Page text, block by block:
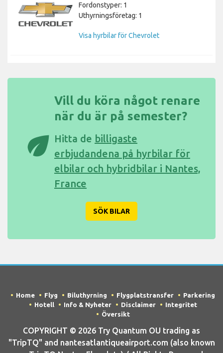
Fordonstyper: 1
Uthyrningsföretag: 1
Visa hyrbilar för Chevrolet
eco
Vill du köra något renare
när du är på semester?
Hitta de billigaste
erbjudandena på hyrbilar för
elbilar och hybridbilar i Nantes,
France
SÖK BILAR
Home Flyg Biluthyrning Flygplatstransfer
Parkering
Hotell
Info & Nyheter Disclaimer
Integritet
Översikt
COPYRIGHT © 2026 Try Quantum OU trading as
"TripTQ" and nantesatlantiqueairport.com (also known